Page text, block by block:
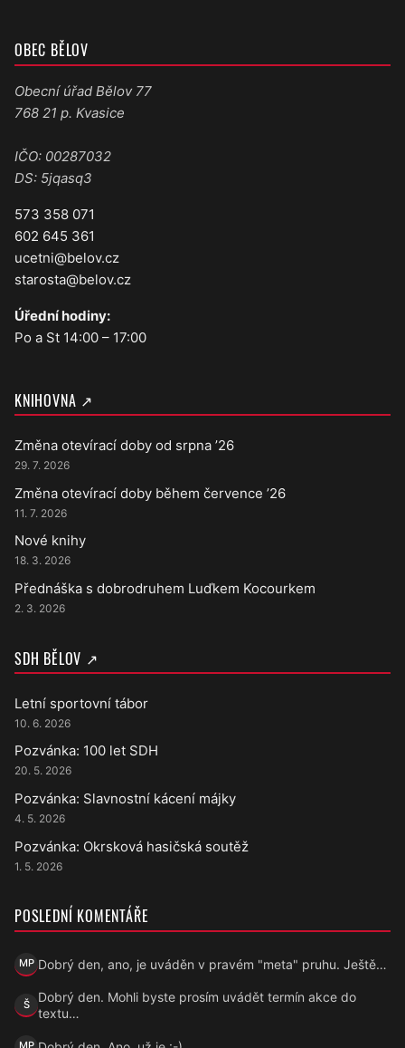
OBEC BĚLOV
Obecní úřad Bělov 77
768 21 p. Kvasice
IČO: 00287032
DS: 5jqasq3
573 358 071
602 645 361
ucetni@belov.cz
starosta@belov.cz
Úřední hodiny:
Po a St 14:00 – 17:00
KNIHOVNA ↗
Změna otevírací doby od srpna ’26
29. 7. 2026
Změna otevírací doby během července ’26
11. 7. 2026
Nové knihy
18. 3. 2026
Přednáška s dobrodruhem Luďkem Kocourkem
2. 3. 2026
SDH BĚLOV ↗
Letní sportovní tábor
10. 6. 2026
Pozvánka: 100 let SDH
20. 5. 2026
Pozvánka: Slavnostní kácení májky
4. 5. 2026
Pozvánka: Okrsková hasičská soutěž
1. 5. 2026
POSLEDNÍ KOMENTÁŘE
MPMarek Přecechtěl
Dobrý den, ano, je uváděn v pravém "meta" pruhu. Ještě…
ŠŠárka
Dobrý den. Mohli byste prosím uvádět termín akce do
textu…